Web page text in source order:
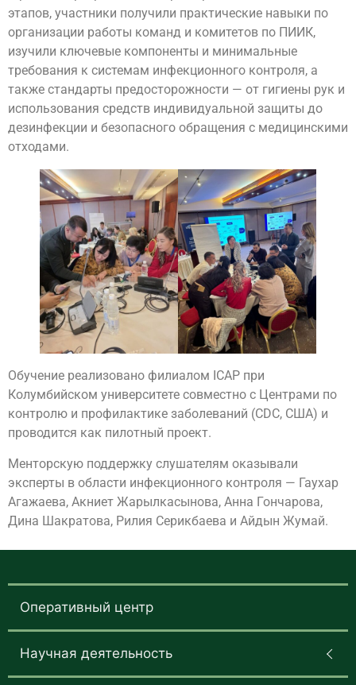
этапов, участники получили практические навыки по
организации работы команд и комитетов по ПИИК,
изучили ключевые компоненты и минимальные
требования к системам инфекционного контроля, а
также стандарты предосторожности — от гигиены рук и
использования средств индивидуальной защиты до
дезинфекции и безопасного обращения с медицинскими
отходами.
Обучение реализовано филиалом ICAP при
Колумбийском университете совместно с Центрами по
контролю и профилактике заболеваний (CDC, США) и
проводится как пилотный проект.
Менторскую поддержку слушателям оказывали
эксперты в области инфекционного контроля — Гаухар
Агажаева, Акниет Жарылкасынова, Анна Гончарова,
Дина Шакратова, Рилия Серикбаева и Айдын Жумай.
Оперативный центр
Научная деятельность